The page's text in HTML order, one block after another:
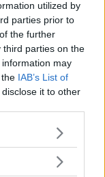
utilized by
parties prior to
the further
third parties on the
information may
IAB’s List of
it to other
or more Google
You may click to
una
la rottura di
più belle sulla